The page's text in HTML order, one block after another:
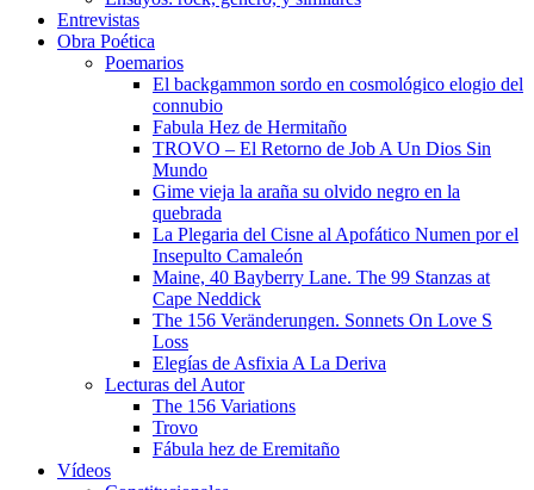
Entrevistas
Obra Poética
Poemarios
El backgammon sordo en cosmológico elogio del
connubio
Fabula Hez de Hermitaño
TROVO – El Retorno de Job A Un Dios Sin
Mundo
Gime vieja la araña su olvido negro en la
quebrada
La Plegaria del Cisne al Apofático Numen por el
Insepulto Camaleón
Maine, 40 Bayberry Lane. The 99 Stanzas at
Cape Neddick
The 156 Veränderungen. Sonnets On Love S
Loss
Elegías de Asfixia A La Deriva
Lecturas del Autor
The 156 Variations
Trovo
Fábula hez de Eremitaño
Vídeos